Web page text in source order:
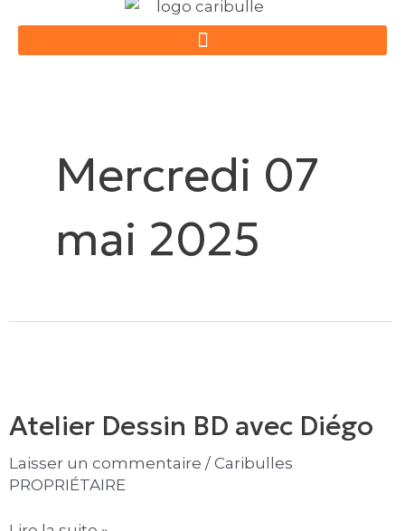
contenu
Mercredi 07
mai 2025
Atelier Dessin BD avec Diégo
Laisser un commentaire / Caribulles
PROPRIÉTAIRE
BD
Diégo